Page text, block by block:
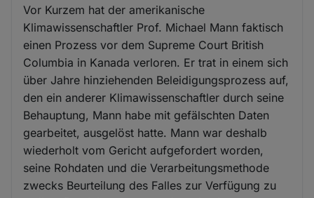
Vor Kurzem hat der amerikanische
Klimawissenschaftler Prof. Michael Mann faktisch
einen Prozess vor dem Supreme Court British
Columbia in Kanada verloren. Er trat in einem sich
über Jahre hinziehenden Beleidigungsprozess auf,
den ein anderer Klimawissenschaftler durch seine
Behauptung, Mann habe mit gefälschten Daten
gearbeitet, ausgelöst hatte. Mann war deshalb
wiederholt vom Gericht aufgefordert worden,
seine Rohdaten und die Verarbeitungsmethode
zwecks Beurteilung des Falles zur Verfügung zu